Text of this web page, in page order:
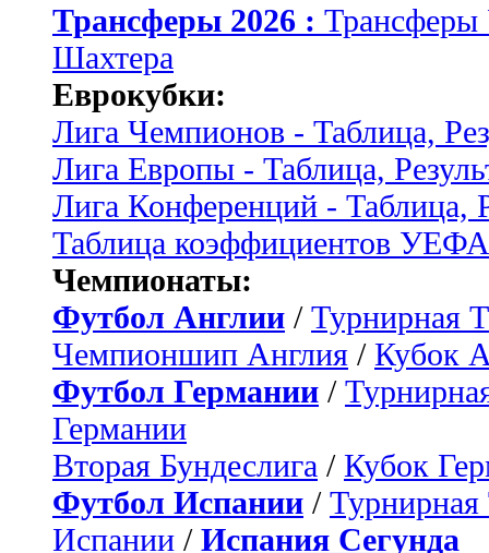
Трансферы 2026 :
Шахтера
Еврокубки:
Лига Чемпионов - Таблица,
Лига Европы - Таблица,
Лига Конференций - Таблица,
Таблица коэффициентов УЕФА
Чемпионаты:
Футбол Англии / Турнирная
Чемпионшип Англия / Кубок
Футбол Германии /
Германии
Вторая Бундеслига / Кубок
Футбол Испании / Турнирная
Испании / Испания Сегунда